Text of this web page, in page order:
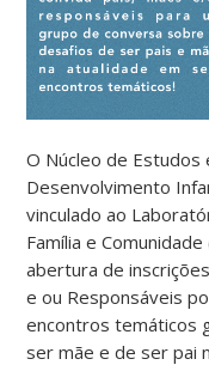
O Núcleo de Estudos
Desenvolvimento
vinculado ao
Família e
abertura de
e ou Responsáveis
encontros temáticos
ser mãe e de ser pai